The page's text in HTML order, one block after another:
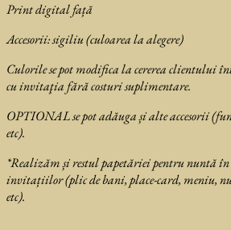
Print digital față
Accesorii: sigiliu (culoarea la alegere)
Culorile se pot modifica la cererea clientului
cu invitaţia fără costuri suplimentare.
OPTIONAL se pot adăuga și alte accesorii
etc).
*Realizăm și restul papetăriei pentru nuntă în
invitațiilor (plic de bani, place-card, meniu,
etc).